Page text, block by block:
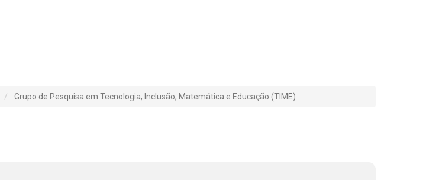
Grupo de Pesquisa em Tecnologia, Inclusão, Matemática e Educação (TIME)